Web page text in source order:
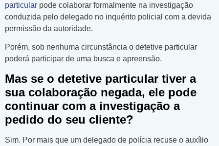
particular pode colaborar formalmente na investigação
conduzida pelo delegado no inquérito policial com a devida
permissão da autoridade.
Porém, sob nenhuma circunstância o detetive particular
poderá participar de uma busca e apreensão.
Mas se o detetive particular tiver a
sua colaboração negada, ele pode
continuar com a investigação a
pedido do seu cliente?
Sim. Por mais que um delegado de polícia recuse o auxílio